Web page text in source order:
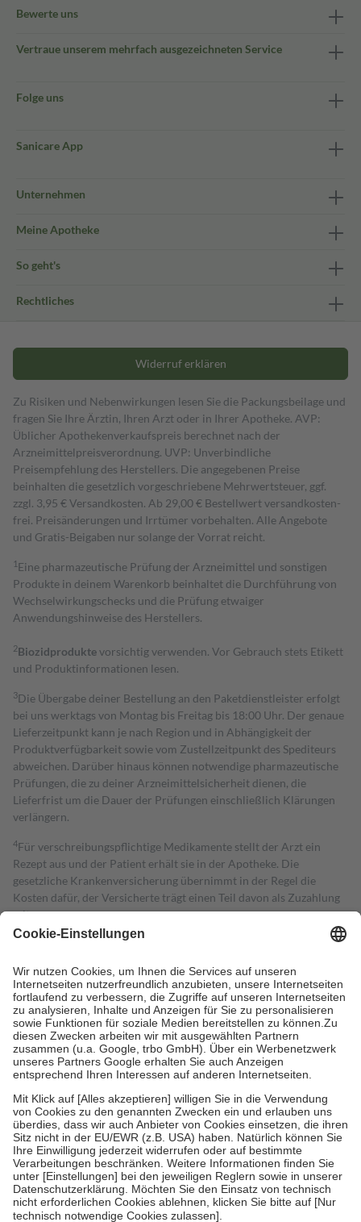
Bewerte uns
Vertraue unserem mehrfach ausgezeichneten Service
Folge uns
Sanicare App
Unternehmen
Meine Apotheke
So geht's
Rechtliches
Widerruf erklären
Zu Risiken und Nebenwirkungen lesen Sie die Packungsbeilage und
fragen Sie Ihre Ärztin, Ihren Arzt oder in Ihrer Apotheke. AVP:
Üblicher Apothekenverkaufspreis berechnet nach der
Arzneimittelpreisverordnung. UVP: Unverbindliche
Preisempfehlung des Herstellers. Die angegebenen Preise
beinhalten die gesetzlich vorgeschriebene Mehrwertsteuer, ggf.
zzgl. 3,95 € Versandkosten. Ab 29,00 € Bestell­wert versand­kosten­
frei. Preisänderungen und Irrtümer vorbehalten. Alle Angebote
und Gratis-Beigaben nur solange der Vorrat reicht.
1 Eine pharmazeutische Prüfung der Arzneimittel und sonstigen
Produkte in deinem Warenkorb beinhaltet die Durchführung von
Wechselwirkungschecks und die Prüfung etwaiger
Anwendungshinweise des Herstellers.
2Biozidproduktevorsichtig verwenden. Vor Gebrauch stets Etikett
und Produktinformationen lesen.
3Die Übergabe deiner Bestellung an den Paketdienstleister erfolgt
bei uns werktags von Montag bis Freitag bis 18:00 Uhr. Der genaue
Lieferzeitpunkt kann je nach Region und in Abhängigkeit der
Produktverfügbarkeit sowie vom Zustellzeitpunkt des Spediteurs
abweichen. Darüber hinaus können notwendige pharmazeutische
Prüfungen, die zu deiner Arzneimittelsicherheit dienen, die
Lieferfrist um die Dauer der Prüfungen einschließlich Klärungen
verlängern.
4Für verschreibungspflichtige Medikamente stellt der Arzt ein
Rezept aus und der Patient erhält sie in der Apotheke. Die
gesetzliche Krankenversicherung übernimmt in der Regel die
Kosten dafür, der Versicherte trägt einen Teil davon als Zuzahlung
mit.
Grundsätzlich leisten Mitglieder Zuzahlungen in Höhe von zehn
höchstens zehn Euro.
Es sind jedoch nie mehr als die tatsächlichen
Kosten der Leistung zu entrichten.
Diese Regeln gelten grundsätzlich auch für Online-Apotheken.
Bei Heilmitteln und häuslicher Krankenpflege beträgt die
Zuzahlung zehn Prozent der Kosten sowie zehn Euro je
Verordnung.
Um das Engagement der Versicherten für ihre eigene Gesundheit zu
stärken und die besondere Stellung der Familie zu unterstützen,
fallenkeine Zuzahlungenan bei:
• Kindern und Jugendlichen bis zum vollendeten 18. Lebensjahr
mit Ausnahme der Fahrkosten
• Untersuchungen zur Vorsorge und Früherkennung, die von der
GKV getragen werden
• empfohlenen Schutzimpfungen
• Harn- und Blutteststreifen